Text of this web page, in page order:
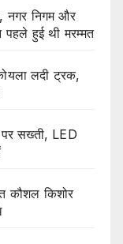
नगर निगम और
पहले हुई थी मरम्मत
लदी ट्रक,
सख्ती, LED
कौशल किशोर